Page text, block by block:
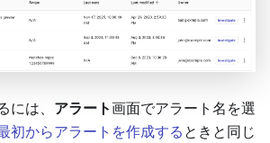
は、 アラート画面でアラート名を選
初からアラートを作成するときと同じ